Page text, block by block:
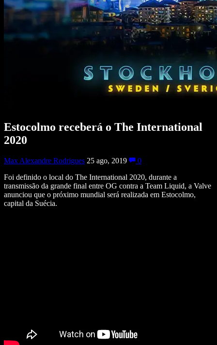
Estocolmo receberá o The International
2020
Max Alexandre Rodrigues 25 ago, 2019
0
Foi definido o local do The International 2020, durante a
transmissão da grande final entre OG contra a Team Liquid, a Valve
anunciou que o próximo mundial será realizada em Estocolmo,
capital da Suécia.